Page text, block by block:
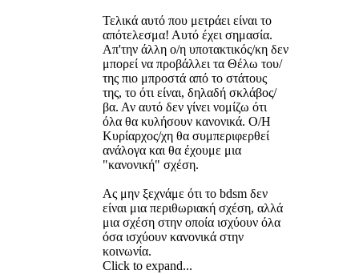
Τελικά αυτό που μετράει είναι το
απότελεσμα! Αυτό έχει σημασία.
Απ'την άλλη ο/η υποτακτικός/κη δεν
μπορεί να προβάλλει τα Θέλω του/
της πιο μπροστά από το στάτους
της, το ότι είναι, δηλαδή σκλάβος/
βα. Αν αυτό δεν γίνει νομίζω ότι
όλα θα κυλήσουν κανονικά. Ο/Η
Κυρίαρχος/χη θα συμπεριφερθεί
ανάλογα και θα έχουμε μια
"κανονική" σχέση.
Ας μην ξεχνάμε ότι το bdsm δεν
είναι μια περιθωριακή σχέση, αλλά
μια σχέση στην οποία ισχύουν όλα
όσα ισχύουν κανονικά στην
κοινωνία.
Click to expand...